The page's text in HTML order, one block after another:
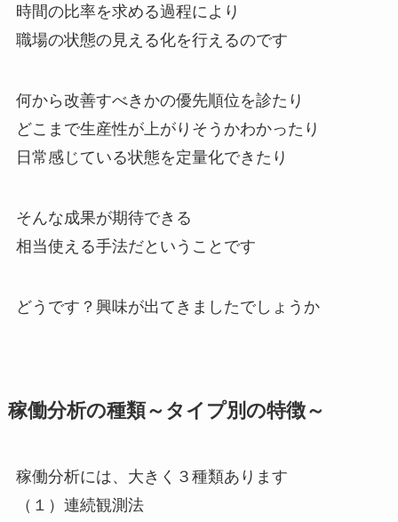
時間の比率を求める過程により
職場の状態の見える化を行えるのです
何から改善すべきかの優先順位を診たり
どこまで生産性が上がりそうかわかったり
日常感じている状態を定量化できたり
そんな成果が期待できる
相当使える手法だということです
どうです？興味が出てきましたでしょうか
稼働分析の種類～タイプ別の特徴～
稼働分析には、大きく３種類あります
（１）連続観測法